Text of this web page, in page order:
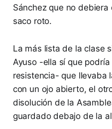
Sánchez que no
saco roto.
La más lista de la clase
Ayuso -ella sí que
resistencia- que llevaba
con un ojo abierto, el
disolución de la
guardado debajo de la